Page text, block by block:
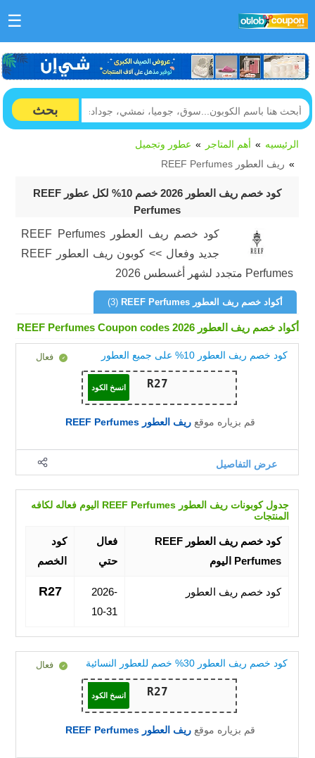
☰
بحث
الرئيسيه أهم المتاجر
عطور وتجميل
ريف العطور REEF Perfumes
كود خصم ريف العطور 2026 خصم 10% لكل عطور REEF
Perfumes
كود خصم ريف العطور REEF Perfumes
جديد وفعال >> كوبون ريف العطور REEF
Perfumes متجدد لشهر أغسطس 2026
أكواد خصم ريف العطور REEF Perfumes (3)
أكواد خصم ريف العطور REEF Perfumes Coupon codes 2026
كود خصم ريف العطور 10% على جميع العطور فعال
انسخ الكود
قم بزياره موقع ريف العطور REEF Perfumes
عرض التفاصيل
جدول كوبونات ريف العطور REEF Perfumes اليوم فعاله لكافه
المنتجات
كود خصم ريف العطور REEF
Perfumes اليوم
فعال
حتي
كود
الخصم
كود خصم ريف العطور
2026-
10-31
R27
كود خصم ريف العطور 30% خصم للعطور النسائية فعال
انسخ الكود
قم بزياره موقع ريف العطور REEF Perfumes